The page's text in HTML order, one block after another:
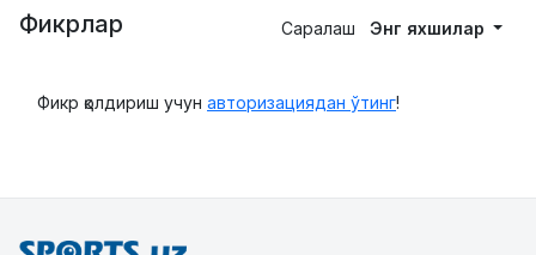
Фикрлар Саралаш Энг яхшилар
Фикр қолдириш учун авторизациядан ўтинг!